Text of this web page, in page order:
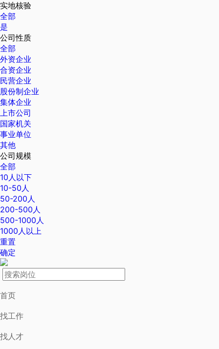
实地核验
全部
是
公司性质
全部
外资企业
合资企业
民营企业
股份制企业
集体企业
上市公司
国家机关
事业单位
其他
公司规模
全部
10人以下
10-50人
50-200人
200-500人
500-1000人
1000人以上
重置
确定
首页
找工作
找人才